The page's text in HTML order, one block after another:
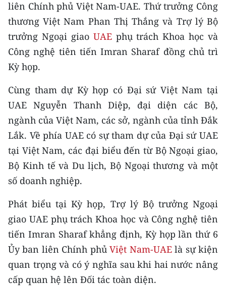
CHƯƠNG TRÌNH OCOP - MỖI XÃ
MỘT SẢN PHẨM
RADIO
MEDIA CENTER
E-Magazine
Video
Media Chính trị
Media Kinh tế
Media Văn hóa
Media Xã hội
Media Pháp luật
Media Du lịch
Media Thế giới
liên Chính phủ Việt Nam-UAE. Thứ trưởng Công
thương Việt Nam Phan Thị Thắng và Trợ lý Bộ
trưởng Ngoại giao UAEphụ trách Khoa học và
Công nghệ tiên tiến Imran Sharaf đồng chủ trì
Kỳ họp.
Cùng tham dự Kỳ họp có Đại sứ Việt Nam tại
UAE Nguyễn Thanh Diệp, đại diện các Bộ,
ngành của Việt Nam, các sở, ngành của tỉnh Đắk
Lắk. Về phía UAE có sự tham dự của Đại sứ UAE
tại Việt Nam, các đại biểu đến từ Bộ Ngoại giao,
Bộ Kinh tế và Du lịch, Bộ Ngoại thương và một
số doanh nghiệp.
Phát biểu tại Kỳ họp, Trợ lý Bộ trưởng Ngoại
giao UAE phụ trách Khoa học và Công nghệ tiên
tiến Imran Sharaf khẳng định, Kỳ họp lần thứ 6
Ủy ban liên Chính phủViệt Nam-UAElà sự kiện
quan trọng và có ý nghĩa sau khi hai nước nâng
cấp quan hệ lên Đối tác toàn diện.